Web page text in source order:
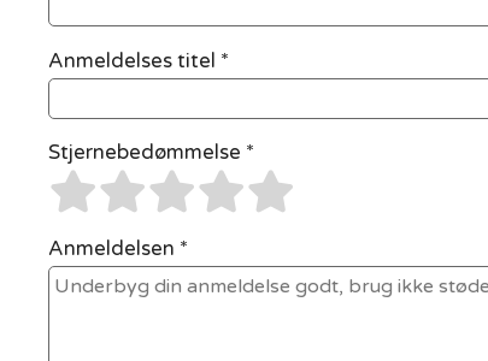
Anmeldelses titel *
Stjernebedømmelse *
Anmeldelsen *